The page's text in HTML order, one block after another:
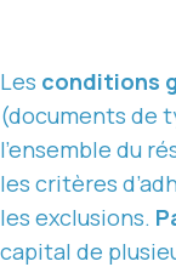
Les conditions
(documents de
l’ensemble du
les critères
les exclusions.
capital de